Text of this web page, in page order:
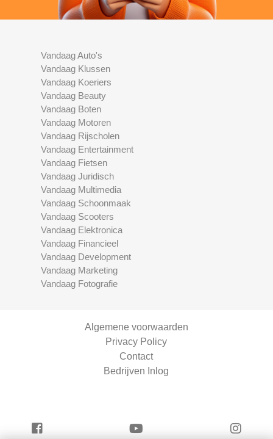
Vandaag Auto's
Vandaag Klussen
Vandaag Koeriers
Vandaag Beauty
Vandaag Boten
Vandaag Motoren
Vandaag Rijscholen
Vandaag Entertainment
Vandaag Fietsen
Vandaag Juridisch
Vandaag Multimedia
Vandaag Schoonmaak
Vandaag Scooters
Vandaag Elektronica
Vandaag Financieel
Vandaag Development
Vandaag Marketing
Vandaag Fotografie
Algemene voorwaarden
Privacy Policy
Contact
Bedrijven Inlog